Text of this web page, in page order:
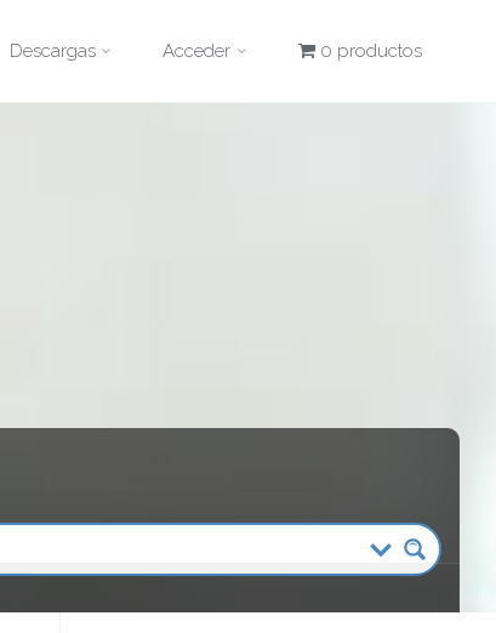
Descargas Acceder 0 productos